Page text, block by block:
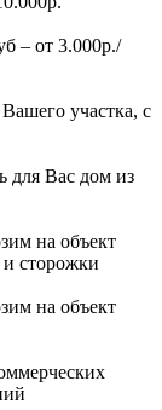
– от 3.000р./
участка, с
Вас дом из
на объект
сторожки
на объект